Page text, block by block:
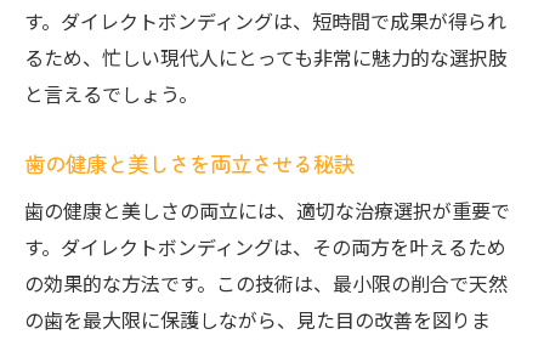
最小限の歯削合で自然な笑顔を実現
歯の本来の形状を維持する治療法
削合を最小限に抑えるメリットとは
自然な笑顔のために必要な最小限の施術
ダイレクトボンディングが可能にする理想
の笑顔
ダイレクトボンディングで得られる歯科医療の
す。ダイレクトボンディングは、短時間で成果が得られ
るため、忙しい現代人にとっても非常に魅力的な選択肢
と言えるでしょう。
歯の健康と美しさを両立させる秘訣
歯の健康と美しさの両立には、適切な治療選択が重要で
す。ダイレクトボンディングは、その両方を叶えるため
の効果的な方法です。この技術は、最小限の削合で天然
の歯を最大限に保護しながら、見た目の改善を図りま